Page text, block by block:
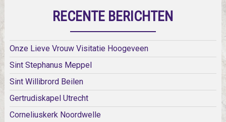
RECENTE BERICHTEN
Onze Lieve Vrouw Visitatie Hoogeveen
Sint Stephanus Meppel
Sint Willibrord Beilen
Gertrudiskapel Utrecht
Corneliuskerk Noordwelle